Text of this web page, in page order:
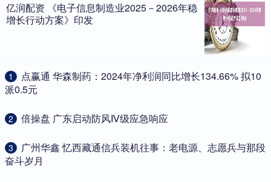
亿润配资 《电子信息制造业2025－2026年稳
增长行动方案》印发
1
​点赢通 华森制药：2024年净利润同比增长134.66% 拟10
派0.5元
2 ​倍操盘 广东启动防风Ⅳ级应急响应
3
​广州华鑫 忆西藏通信兵装机往事：老电源、志愿兵与那段
奋斗岁月